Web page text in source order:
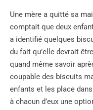
Une mère a quitté sa
comptait que deux
a identifié quelques
du fait qu’elle devrait
quand même savoir
coupable des biscuits
enfants et les place
à chacun d’eux une